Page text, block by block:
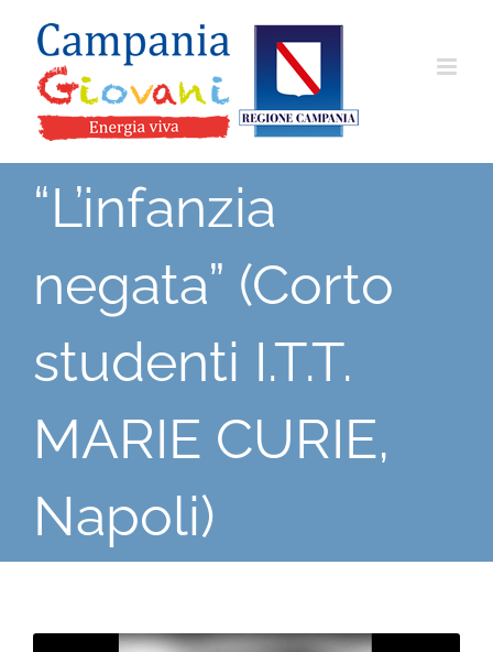
contenuto
“L’infanzia
negata” (Corto
studenti I.T.T.
MARIE CURIE,
Napoli)